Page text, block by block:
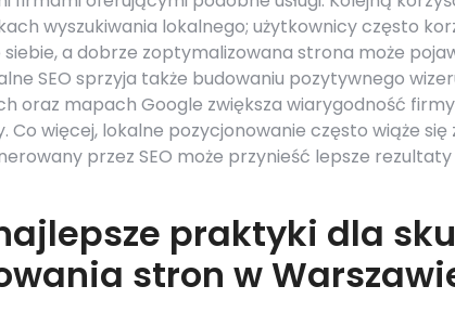
wyszukiwania lokalnego; użytkownicy często
siebie, a dobrze zoptymalizowana strona może
SEO sprzyja także budowaniu pozytywnego
oraz mapach Google zwiększa wiarygodność
Co więcej, lokalne pozycjonowanie często wiąże
przez SEO może przynieść lepsze
praktyki dla
stron w